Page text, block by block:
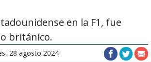
en la F1, fue
británico.
28 agosto 2024